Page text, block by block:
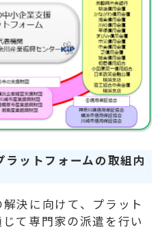
ットフォームの取組内
決に向けて、プラット
て専門家の派遣を行い